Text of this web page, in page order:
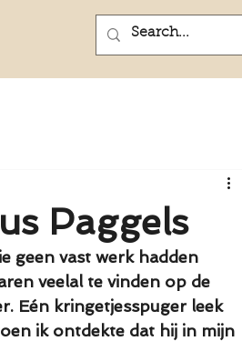
Paggels
geen vast werk hadden
veelal te vinden op de
Eén kringetjesspuger leek
ik ontdekte dat hij in mijn